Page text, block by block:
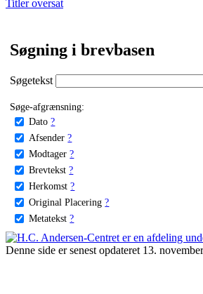
Titler oversat
Søgning i brevbasen
Søgetekst
Søge-afgrænsning:
Dato ?
Afsender ?
Modtager ?
Brevtekst ?
Herkomst ?
Original Placering ?
Metatekst ?
Denne side er senest opdateret 13.